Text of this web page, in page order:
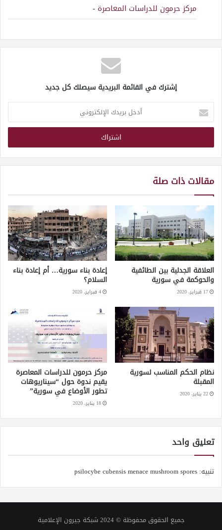
مركز حرمون للدراسات المعاصرة -
إشترك في القائمة البريدية سيصلك كل جديد
أدخل
بريدك
الإلكتروني
مقالات ذات صلة
العلاقة الجدلية بين الطائفية
والحوكمة في سورية
17 فبراير، 2020
إعادة بناء سورية… أم إعادة بناء
السلام؟
4 فبراير، 2020
نظام الحكم المناسب لسورية
المقبلة
22 يناير، 2020
مركز حرمون للدراسات المعاصرة
يقيم ندوة حول “سيناريوهات
تطور الأوضاع في سورية”
18 يناير، 2020
تعليق واحد
تنبيه: psilocybe cubensis menace mushroom spores
جميع الحقوق محفوظة © 2024 شبكة جيرون الإعلامية